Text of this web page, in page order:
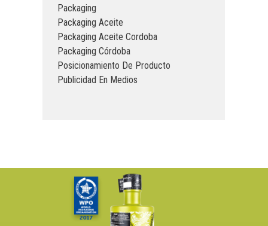
Packaging
Packaging Aceite
Packaging Aceite Cordoba
Packaging Córdoba
Posicionamiento De Producto
Publicidad En Medios